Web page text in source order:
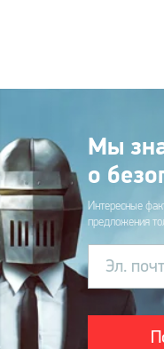
Мы
о
Интересные
предложения
Эл.